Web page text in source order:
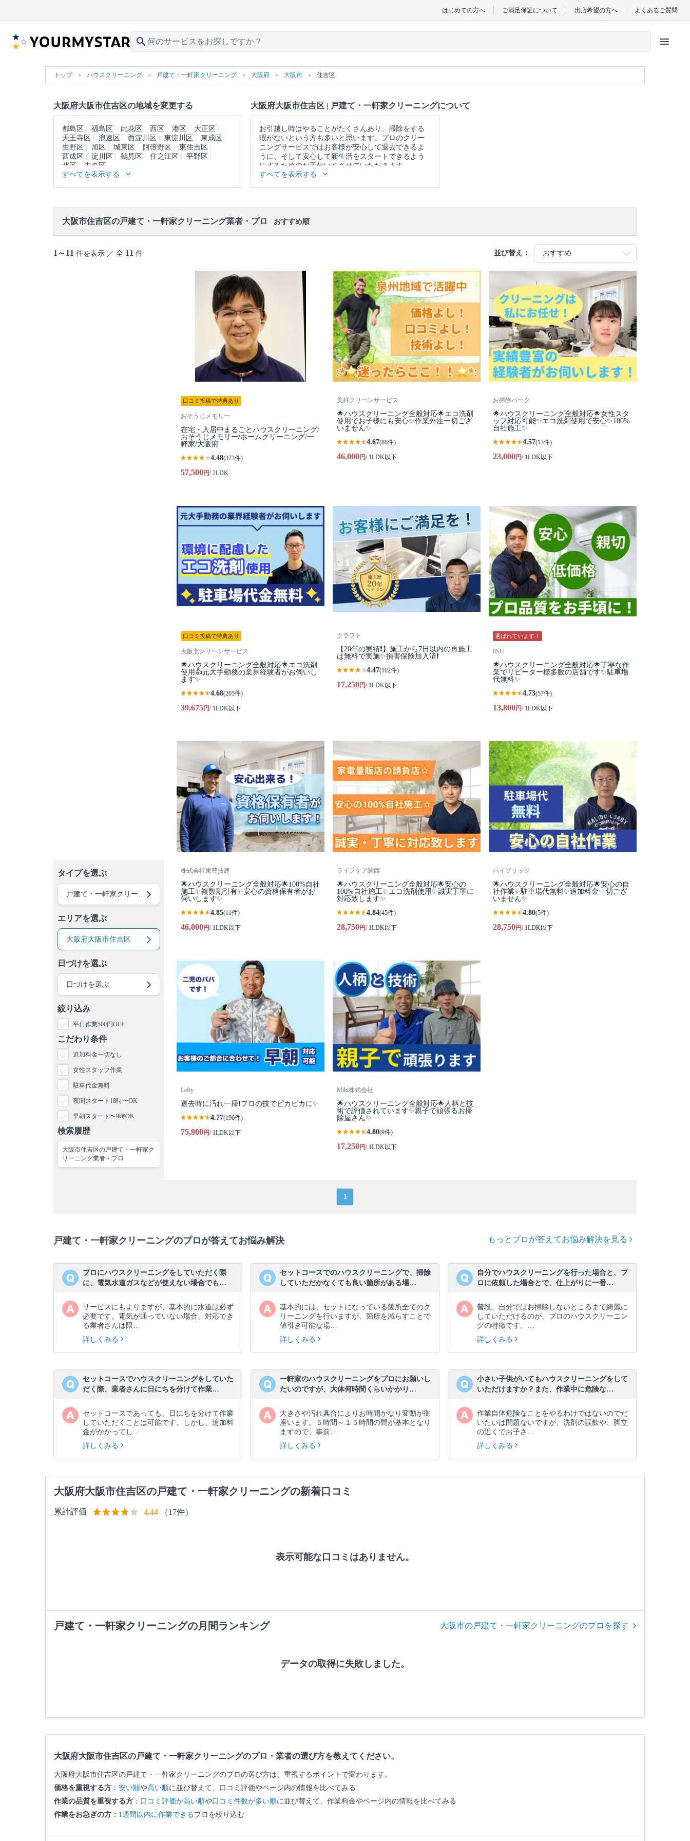
はじめての方へ ご満足保証について 出店希望の方へ よくあるご質問
search menu
トップ ハウスクリーニング 戸建て・一軒家クリーニング 大阪府 大阪市 住吉区
大阪府大阪市住吉区の地域を変更する
都島区 福島区 此花区 西区 港区
大正区
天王寺区
浪速区 西淀川区 東淀川区
東成区
生野区
旭区 城東区 阿倍野区
東住吉区
西成区
淀川区 鶴見区 住之江区
平野区
北区
中央区
すべてを表示する
大阪府大阪市住吉区 | 戸建て・一軒家クリーニングについて
お引越し時はやることがたくさんあり、掃除をする
暇がないという方も多いと思います。プロのクリー
ニングサービスではお客様が安心して退去できるよ
うに、そして安心して新生活をスタートできるよう
にするためのお手伝いをさせていただきます。
▼表示価格に含まれる戸建て・一軒家クリーニング
の作業範囲
井 / 壁面 / 床 / 廊下 / 階段 / 玄関
口コミもご参照ください。
すべてを表示する
大阪市住吉区の戸建て・一軒家クリーニング業者・プロ おすすめ順
1～11 件を表示 ／ 全 11 件 並び替え：
タイプを選ぶ
エリアを選ぶ
大阪府大阪市住吉区
日づけを選ぶ
日づけを選ぶ
絞り込み
平日作業500円OFF
こだわり条件
追加料金一切なし
女性スタッフ作業
駐車代金無料
夜間スタート18時〜OK
早朝スタート〜9時OK
検索履歴
大阪市住吉区の戸建て・一軒家ク
リーニング業者・プロ
口コミ投稿で特典あり
おそうじメモリー
在宅・入居中まるごとハウスクリーニング/
おそうじメモリー/ホームクリーニング/一
軒家/大阪府
4.48(373件)
57,500円/ 2LDK
美好クリーンサービス
🌟ハウスクリーニング全般対応🌟エコ洗剤
使用でお子様にも安心✨作業外注一切ござ
いません✨
4.67(88件)
46,000円/ 1LDK以下
お掃除パーク
🌟ハウスクリーニング全般対応🌟女性スタ
ッフ対応可能✨エコ洗剤使用で安心✨100%
自社施工✨
4.57(13件)
23,000円/ 1LDK以下
口コミ投稿で特典あり
大阪北クリーンサービス
🌟ハウスクリーニング全般対応🌟エコ洗剤
使用👍元大手勤務の業界経験者がお伺いし
ます✨
4.68(205件)
39,675円/ 1LDK以下
クラフト
【20年の実績❗️】施工から7日以内の再施工
は無料で実施✨損害保険加入済❗️
4.47(102件)
17,250円/ 1LDK以下
選ばれています！
liSH
🌟ハウスクリーニング全般対応🌟丁寧な作
業でリピーター様多数の店舗です✨駐車場
代無料✨
4.73(57件)
13,800円/ 1LDK以下
株式会社東豊技建
🌟ハウスクリーニング全般対応🌟100%自社
施工✨複数割引有✨安心の資格保有者がお
伺いします✨
4.85(11件)
46,000円/ 1LDK以下
ライフケア関西
🌟ハウスクリーニング全般対応🌟安心の
100%自社施工✨エコ洗剤使用✨誠実丁寧に
対応致します✨
4.84(45件)
28,750円/ 1LDK以下
ハイブリッジ
🌟ハウスクリーニング全般対応🌟安心の自
社作業✨️駐車場代無料✨️追加料金一切ござ
いません✨
4.80(5件)
28,750円/ 1LDK以下
Lefty
退去時に汚れ一掃❗️プロの技でピカピカに✨
4.77(196件)
75,900円/ 1LDK以下
Miki株式会社
🌟ハウスクリーニング全般対応🌟人柄と技
術で評価されています✨親子で頑張るお掃
除屋さん✨
4.80(9件)
17,250円/ 1LDK以下
1
戸建て・一軒家クリーニングのプロが答えてお悩み解決 もっとプロが答えてお悩み解決を見る
プロにハウスクリーニングをしていただく際
に、電気水道ガスなどが使えない場合でも…
サービスにもよりますが、基本的に水道は必ず
必要です。電気が通っていない場合、対応でき
る業者さんは限…
詳しくみる
セットコースでのハウスクリーニングで、掃除
していただかなくても良い箇所がある場…
基本的には、セットになっている箇所全てのク
リーニングを行いますが、箇所を減らすことで
値引き可能な場…
詳しくみる
自分でハウスクリーニングを行った場合と、プ
ロに依頼した場合とで、仕上がりに一番…
普段、自分ではお掃除しないところまで綺麗に
していただけるのが、プロのハウスクリーニン
グの特徴です。…
詳しくみる
セットコースでハウスクリーニングをしていた
だく際、業者さんに日にちを分けて作業…
セットコースであっても、日にちを分けて作業
していただくことは可能です。しかし、追加料
金がかかってし…
詳しくみる
一軒家のハウスクリーニングをプロにお願いし
たいのですが、大体何時間くらいかかり…
大きさや汚れ具合によりお時間かなり変動が御
座います。５時間～１５時間の間が基本となり
ますので、事前…
詳しくみる
小さい子供がいてもハウスクリーニングをして
いただけますか？また、作業中に危険な…
作業自体危険なことをやるわけではないのでだ
いたいは問題ないですが、洗剤の誤飲や、脚立
の近くでお子さ…
詳しくみる
大阪府大阪市住吉区の戸建て・一軒家クリーニングの新着口コミ
累計評価 4.44 （17件）
表示可能な口コミはありません。
戸建て・一軒家クリーニングの月間ランキング 大阪市の戸建て・一軒家クリーニングのプロを探す
データの取得に失敗しました。
大阪府大阪市住吉区の戸建て・一軒家クリーニングのプロ・業者の選び方を教えてください。
大阪府大阪市住吉区の戸建て・一軒家クリーニングのプロの選び方は、重視するポイントで変わります。
価格を重視する方 ： 安い順や高い順に並び替えて、口コミ評価やページ内の情報を比べてみる
作業の品質を重視する方 ： 口コミ評価が高い順や口コミ件数が多い順に並び替えて、作業料金やページ内の情報を比べてみる
作業をお急ぎの方 ： 1週間以内に作業できるプロを絞り込む